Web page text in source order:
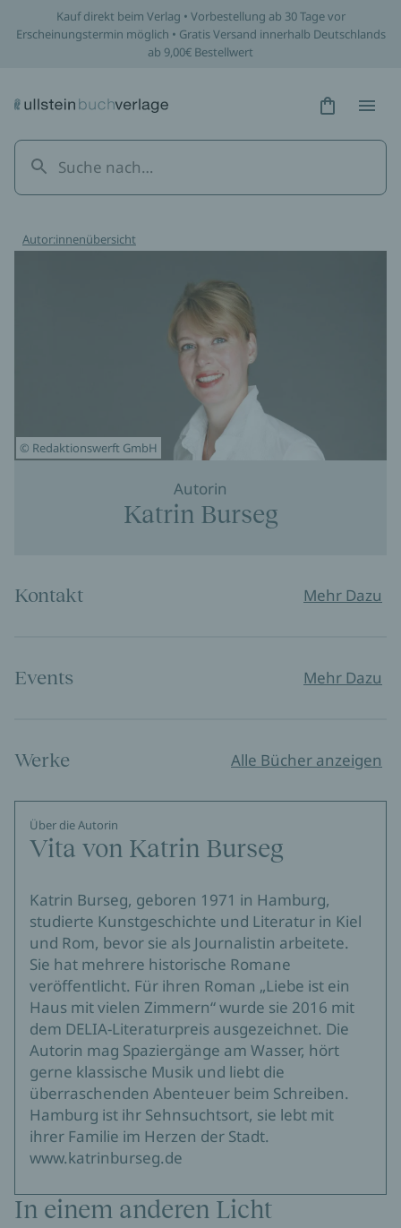
Kauf direkt beim Verlag • Vorbestellung ab 30 Tage vor
Erscheinungstermin möglich • Gratis Versand innerhalb Deutschlands
ab 9,00€ Bestellwert
Hidden
Autor:innenübersicht
© Redaktionswerft GmbH
Autorin
Katrin Burseg
Kontakt Mehr Dazu
Events Mehr Dazu
Werke Alle Bücher anzeigen
Über die Autorin
Vita von Katrin Burseg
Katrin Burseg, geboren 1971 in Hamburg,
studierte Kunstgeschichte und Literatur in Kiel
und Rom, bevor sie als Journalistin arbeitete.
Sie hat mehrere historische Romane
veröffentlicht. Für ihren Roman „Liebe ist ein
Haus mit vielen Zimmern“ wurde sie 2016 mit
dem DELIA-Literaturpreis ausgezeichnet. Die
Autorin mag Spaziergänge am Wasser, hört
gerne klassische Musik und liebt die
überraschenden Abenteuer beim Schreiben.
Hamburg ist ihr Sehnsuchtsort, sie lebt mit
ihrer Familie im Herzen der Stadt.
www.katrinburseg.de
In einem anderen Licht